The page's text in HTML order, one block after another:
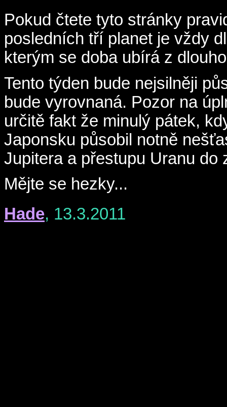
Pokud čtete tyto stránky
posledních tří planet je vždy
kterým se doba ubírá z
Tento týden bude nejsilněji
bude vyrovnaná. Pozor na
určitě fakt že minulý pátek,
Japonsku působil notně
Jupitera a přestupu Uranu do
Mějte se hezky...
Hade, 13.3.2011